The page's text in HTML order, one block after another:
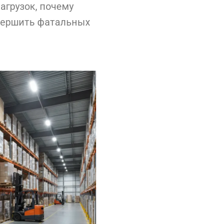
почему
фатальных